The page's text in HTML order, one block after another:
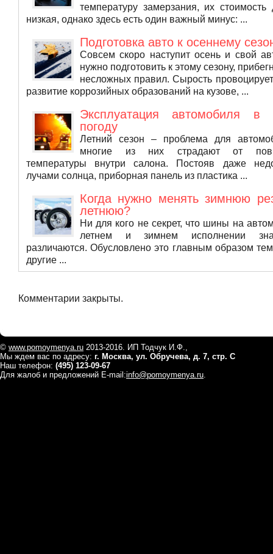
температуру замерзания, их стоимость
низкая, однако здесь есть один важный минус: ...
Подготовка авто к осеннему
Совсем скоро наступит осень и свой
нужно подготовить к этому сезону,
несложных правил. Сырость
развитие коррозийных образований на кузове, ...
Эксплуатация автомобиля в
погоду
Летний сезон – проблема для
многие из них страдают от
температуры внутри салона. Постояв даже
лучами солнца, приборная панель из пластика ...
Когда нужно менять зимнюю
летнюю?
Ни для кого не секрет, что шины на
летнем и зимнем исполнении
различаются. Обусловлено это главным образом
другие ...
Комментарии закрыты.
© www.pomoymenya.ru 2013-2016. ИП Тодчук И.Ф.,
Мы ждем вас по адресу: г. Москва, ул. Обручева, д. 7, стр. С
Наш телефон: (495) 123-09-67
Для жалоб и предложений E-mail:info@pomoymenya.ru.